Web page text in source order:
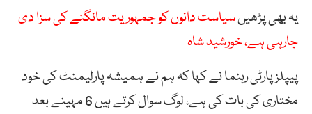
یہ بھی پڑھیںسیاست دانوں کو جمہوریت مانگنے کی سزا دی
جارہی ہے، خورشید شاہ
پیپلز پارٹی رہنما نے کہا کہ ہم نے ہمیشہ پارلیمنٹ کی خود
مختاری کی بات کی ہے، لوگ سوال کرتے ہیں 6 مہینے بعد